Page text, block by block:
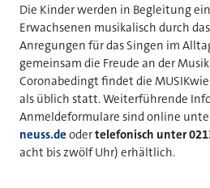
Die Kinder werden in Begleitung
Erwachsenen musikalisch durch
Anregungen für das Singen im
gemeinsam die Freude an der
Coronabedingt findet die
als üblich statt. Weiterführende
Anmeldeformulare sind online
neuss.de odertelefonisch unter
acht bis zwölf Uhr) erhältlich.